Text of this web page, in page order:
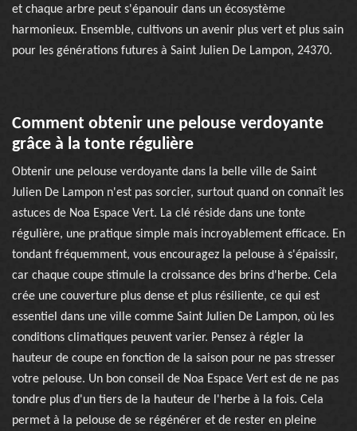
et chaque arbre peut s'épanouir dans un écosystème
harmonieux. Ensemble, cultivons un avenir plus vert et plus sain
pour les générations futures à Saint Julien De Lampon, 24370.
Comment obtenir une pelouse verdoyante
grâce à la tonte régulière
Obtenir une pelouse verdoyante dans la belle ville de Saint
Julien De Lampon n'est pas sorcier, surtout quand on connaît les
astuces de Noa Espace Vert. La clé réside dans une tonte
régulière, une pratique simple mais incroyablement efficace. En
tondant fréquemment, vous encouragez la pelouse à s'épaissir,
car chaque coupe stimule la croissance des brins d'herbe. Cela
crée une couverture plus dense et plus résiliente, ce qui est
essentiel dans une ville comme Saint Julien De Lampon, où les
conditions climatiques peuvent varier. Pensez à régler la
hauteur de coupe en fonction de la saison pour ne pas stresser
votre pelouse. Un bon conseil de Noa Espace Vert est de ne pas
tondre plus d'un tiers de la hauteur de l'herbe à la fois. Cela
permet à la pelouse de se régénérer et de rester en pleine